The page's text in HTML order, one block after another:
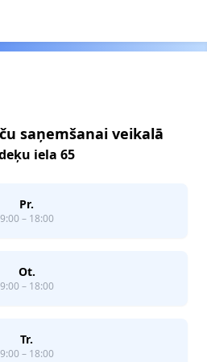
saņemšanai veikalā
iela 65
Pr.
9:00 – 18:00
Ot.
9:00 – 18:00
Tr.
9:00 – 18:00